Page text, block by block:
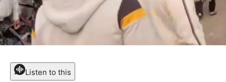
Listen to this